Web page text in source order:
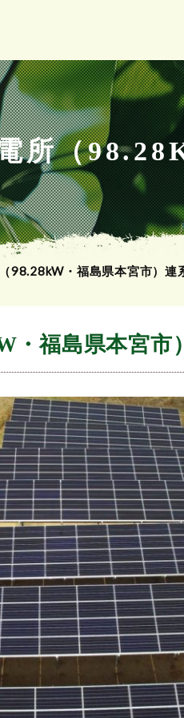
所（
98.28kW・福島県本宮市）連
・福島県本宮市